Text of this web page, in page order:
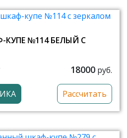
№114 БЕЛЫЙ С
18000 руб.
Рассчитать